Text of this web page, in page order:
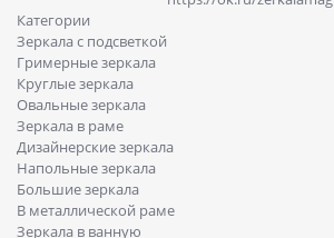
Категории
Зеркала с подсветкой
Гримерные зеркала
Круглые зеркала
Овальные зеркала
Зеркала в раме
Дизайнерские зеркала
Напольные зеркала
Большие зеркала
В металлической раме
Зеркала в ванную